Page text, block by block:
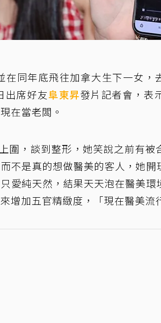
在同年底飛往加拿大生下一女，
出席好友阜東昇發片記者會，表
在當老闆。
圍，談到整形，她笑說之前有被
不是真的想做醫美的客人，她開
愛純天然，結果天天泡在醫美環
增加五官精緻度，「現在醫美流